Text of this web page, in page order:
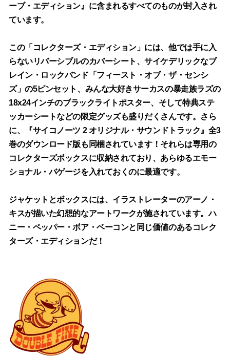
ーブ・エディション』に含まれるすべてのものが封入され
ています。
この「コレクターズ・エディション」には、他では手に入
らないリバーシブルのカバーシート、サイケデリックなブ
レイン・ロックバンド「フィースト・オブ・ザ・センシ
ズ」の5ピンセット、みんな大好きサーカスの暴走族ラズの
18x24インチのブラックライトポスター、そして特典ステ
ッカーシートなどの限定グッズも盛りだくさんです。さら
に、『サイコノーツ 2 オリジナル・サウンドトラック』全3
巻のダウンロード版も同梱されています！それらは専用の
コレクターズボックスに収納されており、あらゆるエモー
ショナル・バゲージを入れておくのに最適です。
ジャケットとボックスには、イラストレーターのアーノ・
キスが描いた幻想的なアートワークが施されています。ハ
ニー・ペッパー・ボア・ベーコンと同じ価値のあるコレク
ターズ・エディションだ！